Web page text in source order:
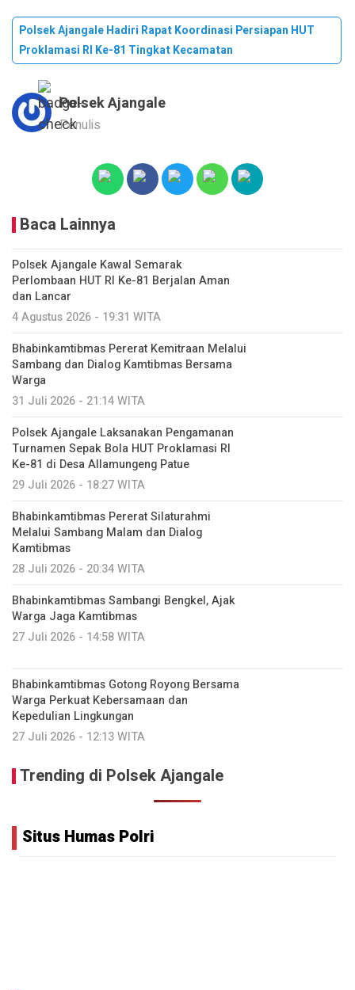
Polsek Ajangale Hadiri Rapat Koordinasi Persiapan HUT
Proklamasi RI Ke-81 Tingkat Kecamatan
Polsek Ajangale
Penulis
Baca Lainnya
Polsek Ajangale Kawal Semarak
Perlombaan HUT RI Ke-81 Berjalan Aman
dan Lancar
4 Agustus 2026 - 19:31 WITA
Bhabinkamtibmas Pererat Kemitraan Melalui
Sambang dan Dialog Kamtibmas Bersama
Warga
31 Juli 2026 - 21:14 WITA
Polsek Ajangale Laksanakan Pengamanan
Turnamen Sepak Bola HUT Proklamasi RI
Ke-81 di Desa Allamungeng Patue
29 Juli 2026 - 18:27 WITA
Bhabinkamtibmas Pererat Silaturahmi
Melalui Sambang Malam dan Dialog
Kamtibmas
28 Juli 2026 - 20:34 WITA
Bhabinkamtibmas Sambangi Bengkel, Ajak
Warga Jaga Kamtibmas
27 Juli 2026 - 14:58 WITA
Bhabinkamtibmas Gotong Royong Bersama
Warga Perkuat Kebersamaan dan
Kepedulian Lingkungan
27 Juli 2026 - 12:13 WITA
Trending di Polsek Ajangale
Situs Humas Polri